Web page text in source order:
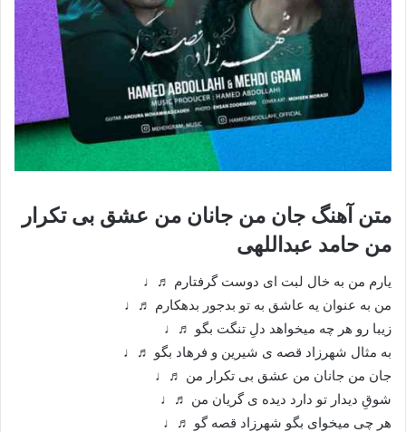
متن آهنگ جان من جانان من عشق بی تکرار
من حامد عبداللهی
یارم من به خال لبت ای دوست گرفتارم ♬♩
من به عنوان یه عاشق به تو بدجور بدهکارم ♬♩
زیبا رو هر چه میخواهد دلِ تنگت بگو ♬♩
به مثال شهرزاد قصه ی شیرین و فرهاد بگو ♬♩
جان من جانان من عشق بی تکرار من ♬♩
شوقِ دیدار تو دارد دیده ی گریان من ♬♩
هر چی میخوای بگو شهرزاد قصه گو ♬♩